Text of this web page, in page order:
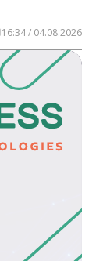
16:34 / 04.08.2026